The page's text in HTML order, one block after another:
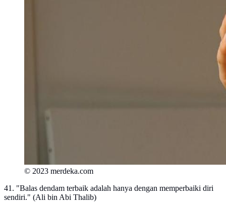
© 2023 merdeka.com
41. "Balas dendam terbaik adalah hanya dengan memperbaiki diri
sendiri." (Ali bin Abi Thalib)